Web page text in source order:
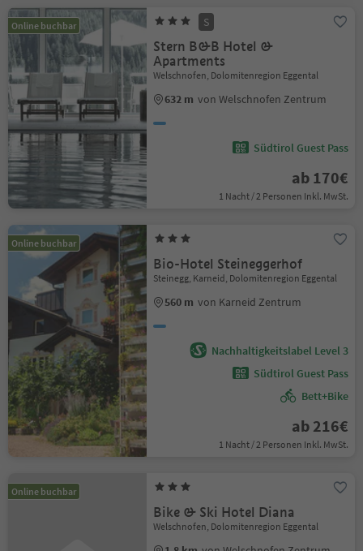
Online buchbar S
Stern B&B Hotel &
Apartments
Welschnofen, Dolomitenregion Eggental
632 m von Welschnofen Zentrum
Südtirol Guest Pass
ab 170€
1 Nacht / 2 Personen Inkl. MwSt.
Online buchbar
Bio-Hotel Steineggerhof
Steinegg, Karneid, Dolomitenregion Eggental
560 m von Karneid Zentrum
Nachhaltigkeitslabel Level 3
Südtirol Guest Pass
Bett+Bike
ab 216€
1 Nacht / 2 Personen Inkl. MwSt.
Online buchbar
Bike & Ski Hotel Diana
Welschnofen, Dolomitenregion Eggental